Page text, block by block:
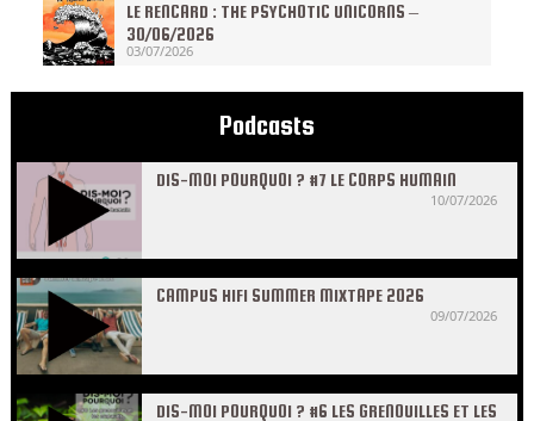
LE RENCARD : THE PSYCHOTIC UNICORNS –
30/06/2026
03/07/2026
Podcasts
DIS-MOI POURQUOI ? #7 LE CORPS HUMAIN
10/07/2026
CAMPUS HIFI SUMMER MIXTAPE 2026
09/07/2026
DIS-MOI POURQUOI ? #6 LES GRENOUILLES ET LES